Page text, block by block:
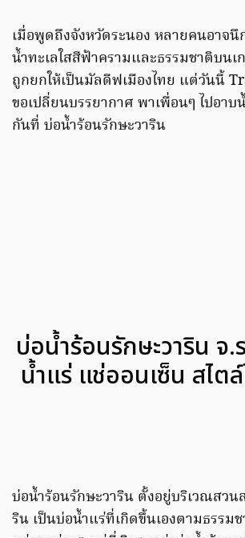
เมื่อพูดถึงจังหวัดระนอง หลายคนอาจนึ
น้ำทะเลใสสีฟ้าครามและธรรมชาติบน
ถูกยกให้เป็นมัลดีฟเมืองไทย แต่วันนี้
ขอเปลี่ยนบรรยากาศ พาเพื่อนๆ ไปอา
กันที่ บ่อน้ำร้อนรักษะวาริน
บ่อน้ำร้อนรักษะวาริน จ.
น้ำแร่ แช่ออนเซ็น สไต
บ่อน้ำร้อนรักษะวาริน ตั้งอยู่บริเวณสวน
ริน เป็นบ่อน้ำแร่ที่เกิดขึ้นเองตามธรรม